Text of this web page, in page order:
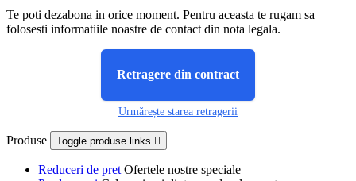
Te poti dezabona in orice moment. Pentru aceasta te rugam sa
folosesti informatiile noastre de contact din nota legala.
Retragere din contract
Urmărește starea retragerii
Produse Toggle produse links 
Reduceri de pret Ofertele nostre speciale